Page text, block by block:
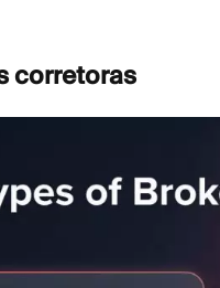
corretoras